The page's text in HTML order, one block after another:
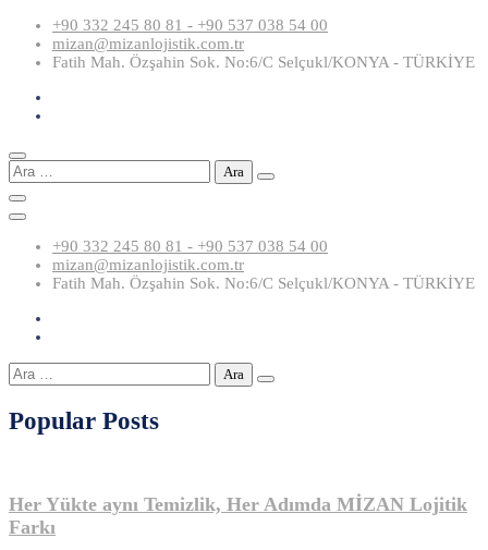
Skip
content
+90 332 245 80 81 - +90 537 038 54 00
mizan@mizanlojistik.com.tr
Fatih Mah. Özşahin Sok. No:6/C Selçukl/KONYA - TÜRKİYE
Arama:
+90 332 245 80 81 - +90 537 038 54 00
mizan@mizanlojistik.com.tr
Fatih Mah. Özşahin Sok. No:6/C Selçukl/KONYA - TÜRKİYE
Arama:
Popular Posts
Her Yükte aynı Temizlik, Her Adımda MİZAN Lojitik
Farkı